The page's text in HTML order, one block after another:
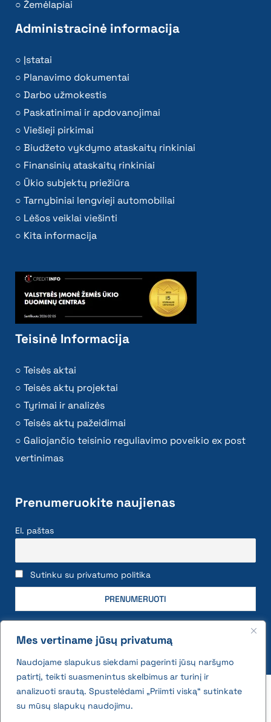
Mes vertiname jūsų privatumą
Naudojame slapukus siekdami pagerinti jūsų naršymo
patirtį, teikti suasmenintus skelbimus ar turinį ir
analizuoti srautą. Spustelėdami „Priimti viską“ sutinkate
su mūsų slapukų naudojimu.
Žemėlapiai
Administracinė informacija
Įstatai
Planavimo dokumentai
Darbo užmokestis
Paskatinimai ir apdovanojimai
Viešieji pirkimai
Biudžeto vykdymo ataskaitų rinkiniai
Finansinių ataskaitų rinkiniai
Ūkio subjektų priežiūra
Tarnybiniai lengvieji automobiliai
Lėšos veiklai viešinti
Kita informacija
Teisinė Informacija
Teisės aktai
Teisės aktų projektai
Tyrimai ir analizės
Teisės aktų pažeidimai
Galiojančio teisinio reguliavimo poveikio ex post
vertinimas
Prenumeruokite naujienas
El. paštas
Sutinku su privatumo politika
2026 © All rights reserved | VĮ Žemės ūkio duomenų
centras